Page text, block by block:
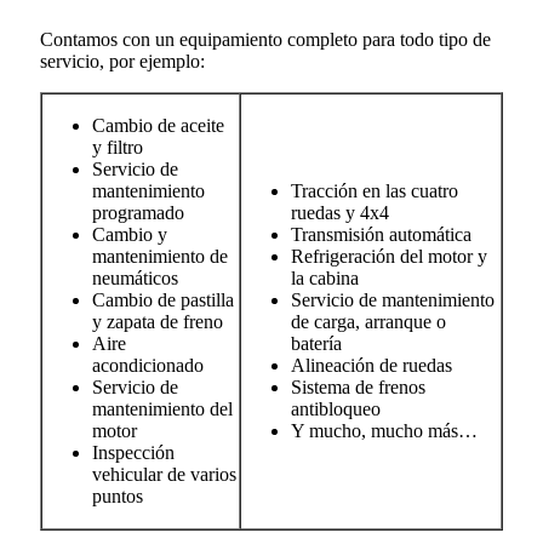
Contamos con un equipamiento completo para todo tipo de
servicio, por ejemplo:
Cambio de aceite
y filtro
Servicio de
mantenimiento
programado
Cambio y
mantenimiento de
neumáticos
Cambio de pastilla
y zapata de freno
Aire
acondicionado
Servicio de
mantenimiento del
motor
Inspección
vehicular de varios
puntos
Tracción en las cuatro
ruedas y 4x4
Transmisión automática
Refrigeración del motor y
la cabina
Servicio de mantenimiento
de carga, arranque o
batería
Alineación de ruedas
Sistema de frenos
antibloqueo
Y mucho, mucho más…